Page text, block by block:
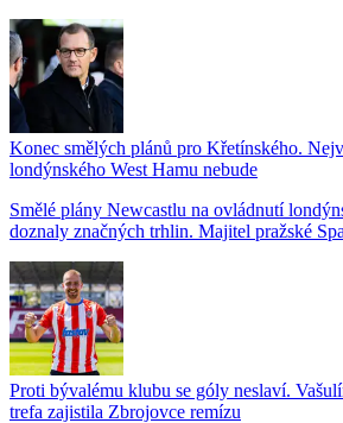
Konec smělých plánů pro Křetínského.
londýnského West Hamu nebude
Smělé plány Newcastlu na ovládnutí
doznaly značných trhlin. Majitel pražské
Proti bývalému klubu se góly neslaví.
trefa zajistila Zbrojovce remízu